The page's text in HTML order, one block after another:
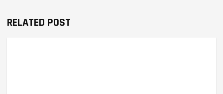
RELATED POST